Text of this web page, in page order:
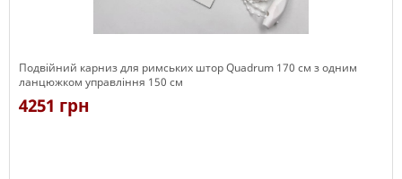
Подвійний карниз для римських штор Quadrum 170 см з одним
ланцюжком управління 150 см
4251 грн